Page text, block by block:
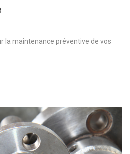
la maintenance préventive de vos